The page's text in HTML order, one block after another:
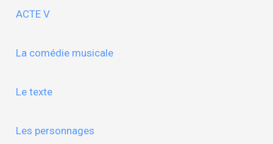
ACTE V
La comédie musicale
Le texte
Les personnages